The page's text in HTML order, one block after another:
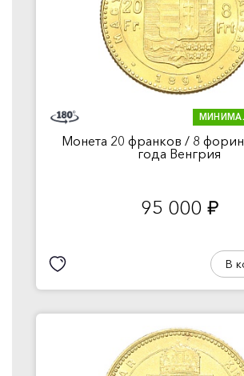
Монета 20 франков / 8
года Венгрия
95 000 руб.
В